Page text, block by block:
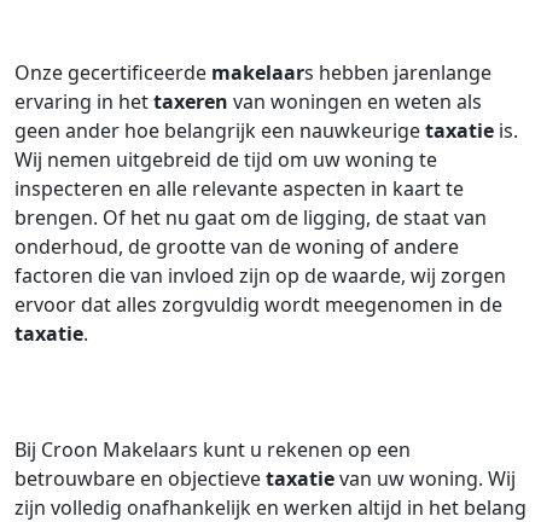
Onze gecertificeerde makelaars hebben jarenlange
ervaring in hettaxeren van woningen en weten als
geen ander hoe belangrijk een nauwkeurigetaxatie is.
Wij nemen uitgebreid de tijd om uw woning te
inspecteren en alle relevante aspecten in kaart te
brengen. Of het nu gaat om de ligging, de staat van
onderhoud, de grootte van de woning of andere
factoren die van invloed zijn op de waarde, wij zorgen
ervoor dat alles zorgvuldig wordt meegenomen in de
taxatie.
Bij Croon Makelaars kunt u rekenen op een
betrouwbare en objectievetaxatievan uw woning. Wij
zijn volledig onafhankelijk en werken altijd in het belang